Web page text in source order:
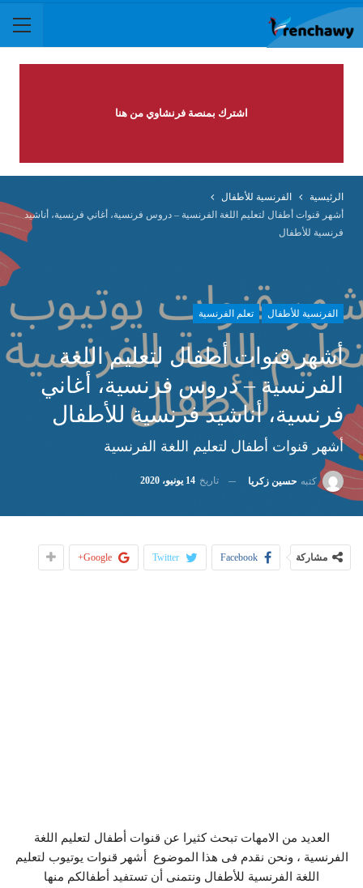
اشترك بمنصة فرنشاوي من هنا
الرئيسية
الفرنسية للأطفال
أشهر قنوات أطفال لتعليم اللغة الفرنسية – دروس فرنسية، أغاني فرنسية، أناشيد
فرنسية للأطفال
الفرنسية للأطفال تعلم الفرنسية
أشهر قنوات أطفال لتعليم اللغة
الفرنسية – دروس فرنسية، أغاني
فرنسية، أناشيد فرنسية للأطفال
أشهر قنوات أطفال لتعليم اللغة الفرنسية
كتبه حسين زكريا تاريخ 14 يونيو، 2020
مشاركة Facebook
Twitter
Google+
العديد من الامهات تبحث كثيرا عن قنوات أطفال لتعليم اللغة
الفرنسية ، ونحن نقدم فى هذا الموضوع أشهر قنوات يوتيوب لتعليم
اللغة الفرنسية للأطفال ونتمنى أن تستفيد أطفالكم منها